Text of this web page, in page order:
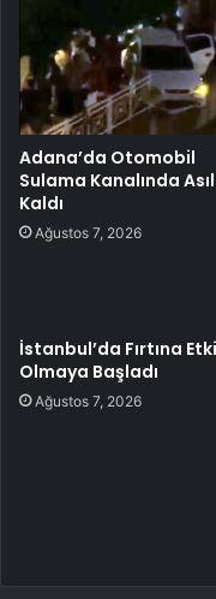
Adana’da Otomobil
Sulama Kanalında
Kaldı
Ağustos 7, 2026
İstanbul’da Fırtına
Olmaya Başladı
Ağustos 7, 2026